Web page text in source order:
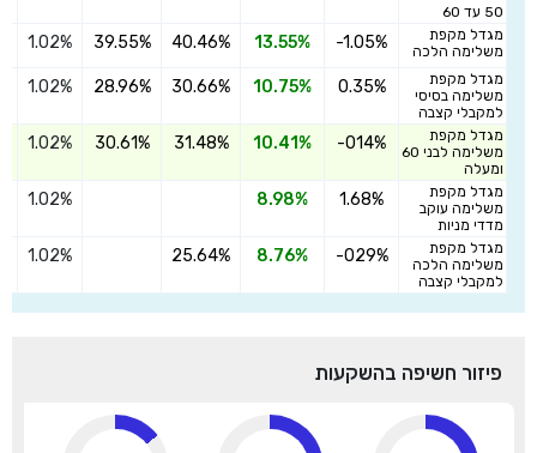
50 עד 60
מגדל מקפת
משלימה הלכה
-1.05%
13.55%
40.46%
39.55%
1.02%
מגדל מקפת
משלימה בסיסי
למקבלי קצבה
0.35%
10.75%
30.66%
28.96%
1.02%
מגדל מקפת
משלימה לבני 60
ומעלה
-014%
10.41%
31.48%
30.61%
1.02%
מגדל מקפת
משלימה עוקב
מדדי מניות
1.68%
8.98%
1.02%
מגדל מקפת
משלימה הלכה
למקבלי קצבה
-029%
8.76%
25.64%
1.02%
פיזור חשיפה בהשקעות